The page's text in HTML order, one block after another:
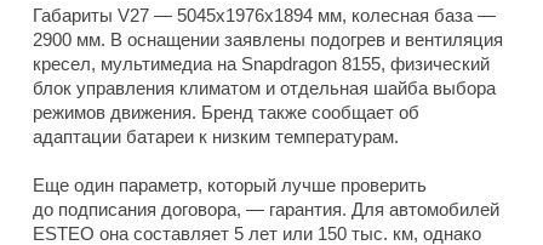
Габариты V27 — 5045x1976x1894 мм, колесная база —
2900 мм. В оснащении заявлены подогрев и вентиляция
кресел, мультимедиа на Snapdragon 8155, физический
блок управления климатом и отдельная шайба выбора
режимов движения. Бренд также сообщает об
адаптации батареи к низким температурам.
Еще один параметр, который лучше проверить
до подписания договора, — гарантия. Для автомобилей
ESTEO она составляет 5 лет или 150 тыс. км, однако